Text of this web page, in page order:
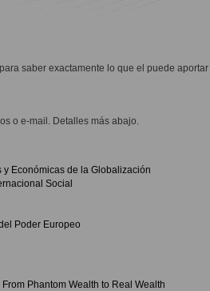
saber exactamente lo que el puede
o e-mail. Detalles más abajo.
Económicas de la Globalización
Social
Poder Europeo
Phantom Wealth to Real Wealth